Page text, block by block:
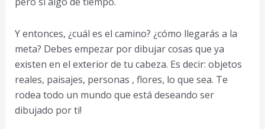
Y entonces, ¿cuál es el camino? ¿cómo llegarás a la
meta? Debes empezar por dibujar cosas que ya
existen en el exterior de tu cabeza. Es decir: objetos
reales, paisajes, personas , flores, lo que sea. Te
rodea todo un mundo que está deseando ser
dibujado por ti!